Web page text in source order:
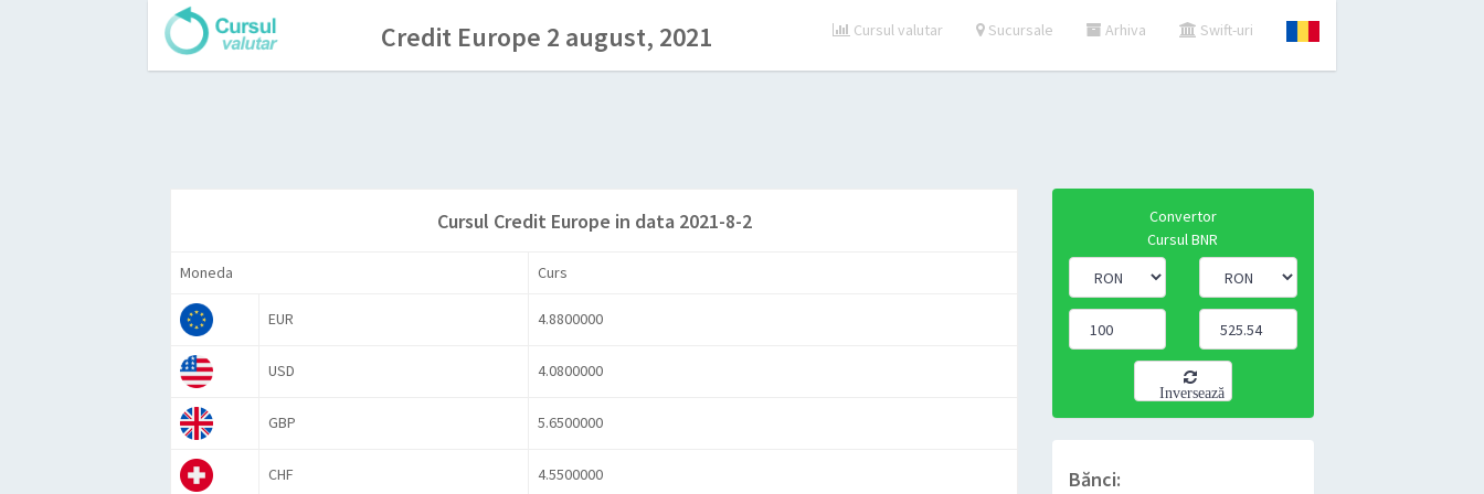
Credit Europe 2 august, 2021 Cursul valutar Sucursale Arhiva Swift-uri
Cursul Credit Europe in data 2021-8-2
Moneda Curs
EUR 4.8800000
USD 4.0800000
GBP 5.6500000
CHF 4.5500000
Convertor
Cursul BNR
Inversează
Bănci: